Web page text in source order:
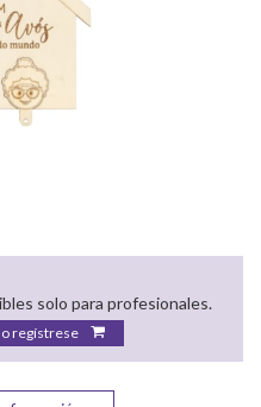
solo para profesionales.
o regístrese